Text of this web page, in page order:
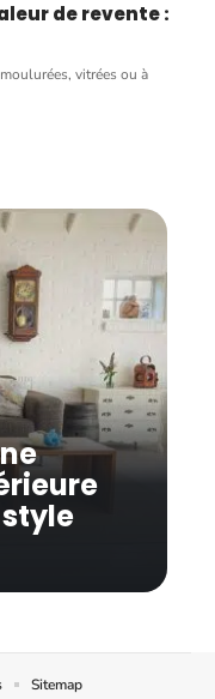
de revente :
vitrées ou à
Sitemap